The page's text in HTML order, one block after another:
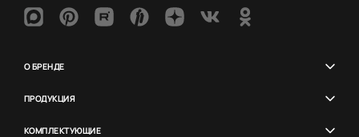
О БРЕНДЕ
ПРОДУКЦИЯ
КОМПЛЕКТУЮЩИЕ